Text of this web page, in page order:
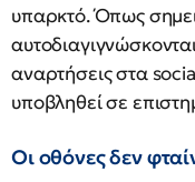
υπαρκτό. Όπως
αναρτήσεις στα
υποβληθεί σε
Οι οθόνες δεν